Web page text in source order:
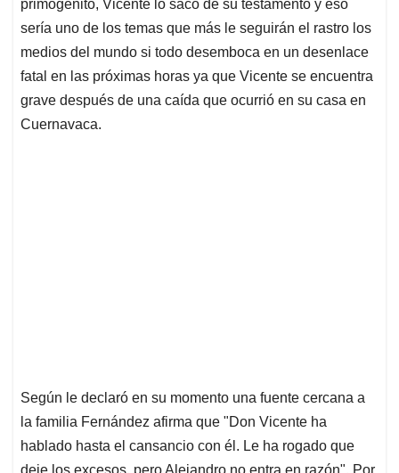
primogénito, Vicente lo sacó de su testamento y eso
sería uno de los temas que más le seguirán el rastro los
medios del mundo si todo desemboca en un desenlace
fatal en las próximas horas ya que Vicente se encuentra
grave después de una caída que ocurrió en su casa en
Cuernavaca.
Según le declaró en su momento una fuente cercana a
la familia Fernández afirma que "Don Vicente ha
hablado hasta el cansancio con él. Le ha rogado que